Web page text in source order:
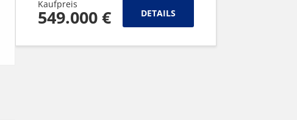
Kaufpreis
549.000 € DETAILS